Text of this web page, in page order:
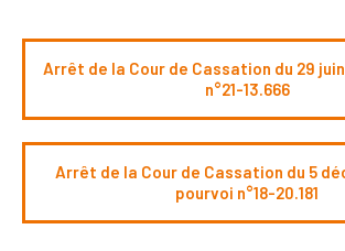
Arrêt de la Cour de Cassation du 29
n°21-13.666
Arrêt de la Cour de Cassation du 5
pourvoi n°18-20.181